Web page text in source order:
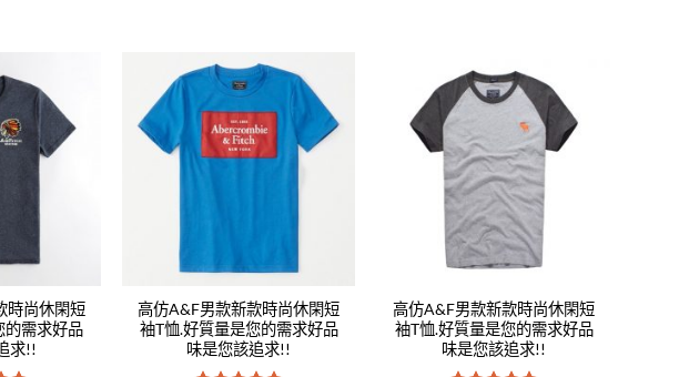
Add to
wishlist
時尚休閑短
的需求好品
求!!
Add to
wishlist
高仿A&F男款新款時尚休閑短
袖T恤.好質量是您的需求好品
味是您該追求!!
Add to
wishlist
高仿A&F男款新款時尚休閑短
袖T恤.好質量是您的需求好品
味是您該追求!!